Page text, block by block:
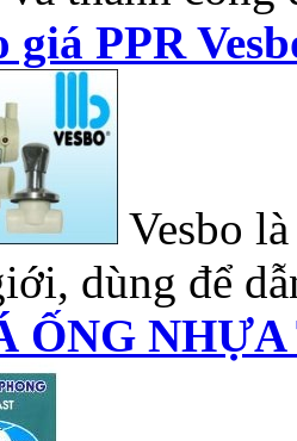
giá PPR
Vesbo
dùng để
ỐNG